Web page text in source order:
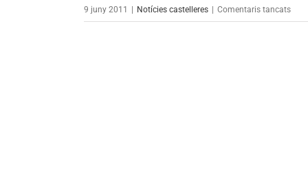
9 juny 2011 Notícies castelleres Comentaris tancatsa